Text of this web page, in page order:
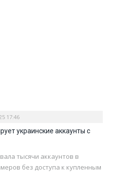
17:46
украинские аккаунты с
тысячи аккаунтов в
без доступа к купленным